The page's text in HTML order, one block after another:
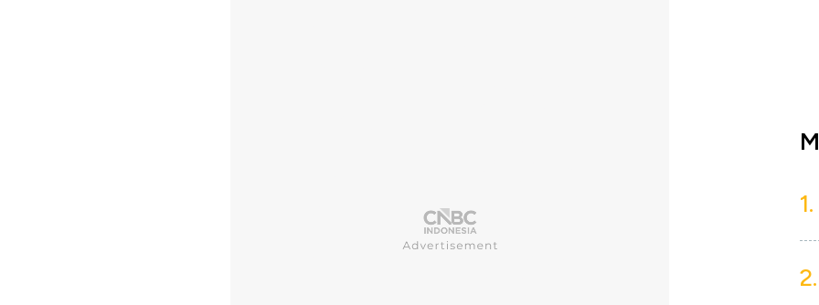
1.
2.